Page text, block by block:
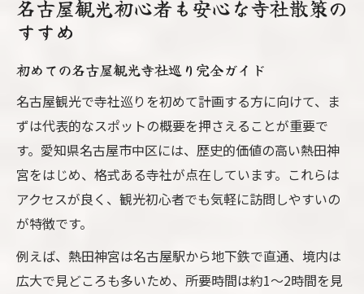
名古屋観光初心者も安心な寺社散策の
すすめ
初めての名古屋観光寺社巡り完全ガイド
名古屋観光で寺社巡りを初めて計画する方に向けて、ま
ずは代表的なスポットの概要を押さえることが重要で
す。愛知県名古屋市中区には、歴史的価値の高い熱田神
宮をはじめ、格式ある寺社が点在しています。これらは
アクセスが良く、観光初心者でも気軽に訪問しやすいの
が特徴です。
例えば、熱田神宮は名古屋駅から地下鉄で直通、境内は
広大で見どころも多いため、所要時間は約1～2時間を見